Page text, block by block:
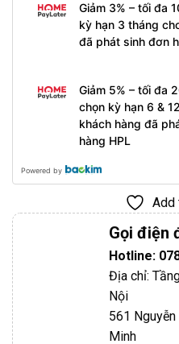
Giảm 3% – tối đa
kỳ hạn 3 tháng
đã phát sinh đơn
Giảm 5% – tối đa
chọn kỳ hạn 6 &
khách hàng đã
hàng HPL
Powered by
Add
Gọi điện
Hotline:
Địa chỉ:
Nội
561 Nguyễn
Minh